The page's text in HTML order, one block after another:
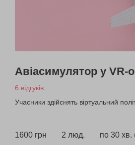
Авіасимулятор у VR-
6 відгуків
Учасники здійснять віртуальний
1600 грн 2 люд. по 30 хв.